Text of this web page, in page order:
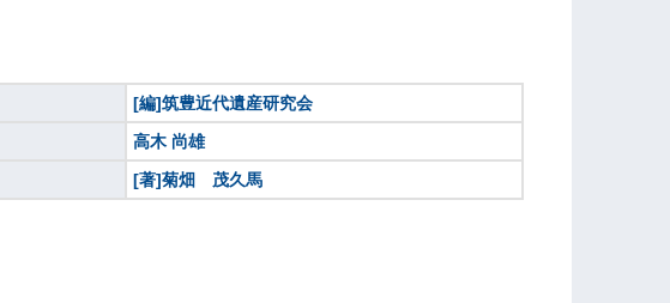
[編]筑豊近代遺産研究会
高木 尚雄
[著]菊畑 茂久馬